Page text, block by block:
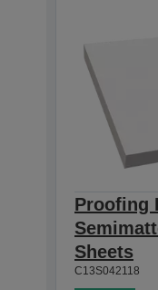
Proofing
Sheets
C13S042118